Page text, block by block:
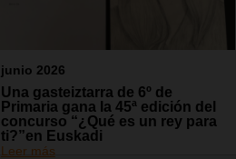
junio 2026
Una gasteiztarra de 6º de
Primaria gana la 45ª edición del
concurso “¿Qué es un rey para
ti?”en Euskadi
Leer más